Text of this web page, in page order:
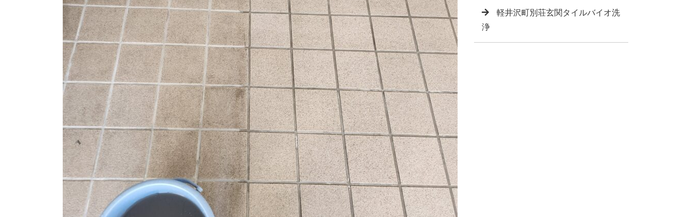
軽井沢町別荘玄関タイルバイオ洗
浄